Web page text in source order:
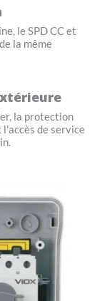
le SPD CC et
la même
la protection
de service